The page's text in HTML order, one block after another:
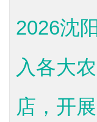
2026沈
入各大
店，开